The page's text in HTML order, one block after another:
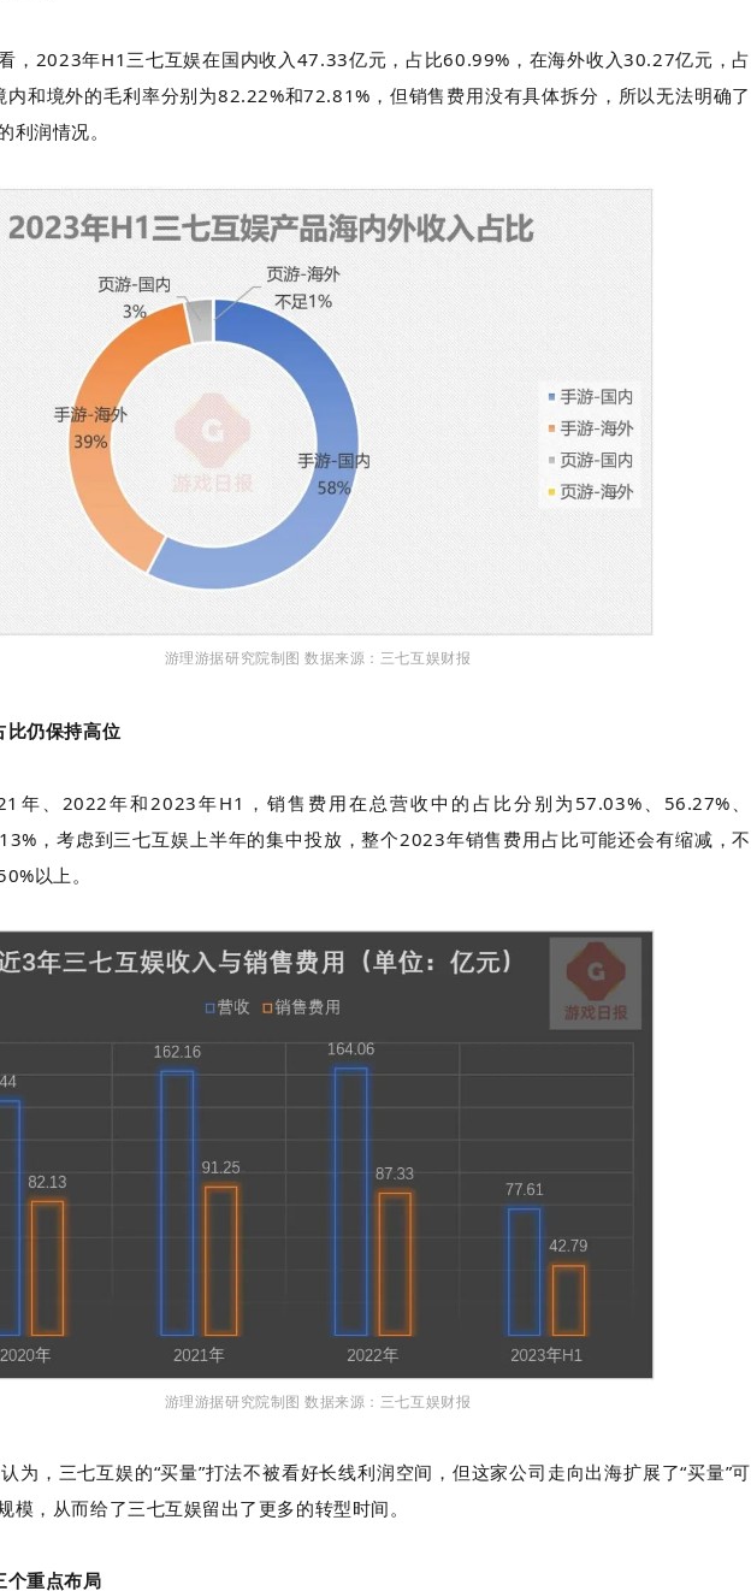
，2023年H1三七互娱在国内收入47.33亿元，占比60.99%，在海外收入30.27亿元，占
内和境外的毛利率分别为82.22%和72.81%，但销售费用没有具体拆分，所以无法明确了
利润情况。
游理游据研究院制图 数据来源：三七互娱财报
比仍保持高位
年、2022年和2023年H1，销售费用在总营收中的占比分别为57.03%、56.27%、
，考虑到三七互娱上半年的集中投放，整个2023年销售费用占比可能还会有缩减，不
以上。
游理游据研究院制图 数据来源：三七互娱财报
为，三七互娱的“买量”打法不被看好长线利润空间，但这家公司走向出海扩展了“买量”可
模，从而给了三七互娱留出了更多的转型时间。
个重点布局